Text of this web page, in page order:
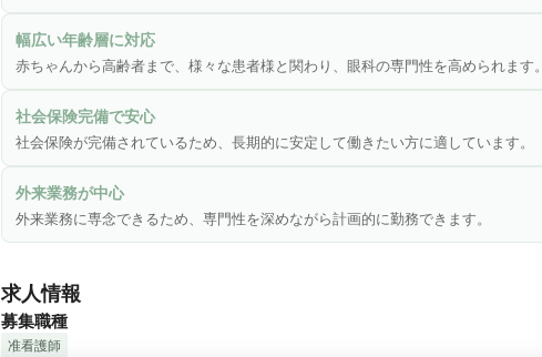
幅広い年齢層に対応
赤ちゃんから高齢者まで、様々な患者様と関わり、眼科の専門性を高められます。
社会保険完備で安心
社会保険が完備されているため、長期的に安定して働きたい方に適しています。
外来業務が中心
外来業務に専念できるため、専門性を深めながら計画的に勤務できます。
求人情報
募集職種
准看護師